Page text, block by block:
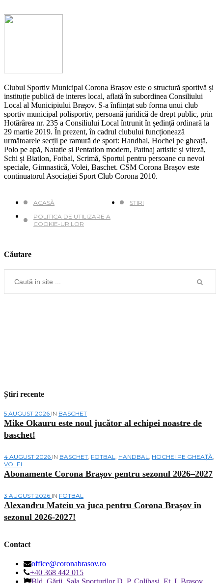
Clubul Sportiv Municipal Corona Brașov este o structură sportivă și
instituție publică de interes local, aflată în subordinea Consiliului
Local al Municipiului Brașov. S-a înființat sub forma unui club
sportiv municipal polisportiv, persoană juridică de drept public, prin
Hotărârea nr. 235 a Consiliului Local întrunit în ședință ordinară la
29 martie 2019. În prezent, în cadrul clubului funcționează
următoarele secții pe ramură de sport: Handbal, Hochei pe gheață,
Polo pe apă, Natație și Pentatlon modern, Patinaj artistic și viteză,
Schi și Biatlon, Fotbal, Scrimă, Sportul pentru persoane cu nevoi
speciale, Gimnastică, Volei, Baschet. CSM Corona Brașov este
continuatorul Asociației Sport Club Corona 2010.
ACASĂ
STIRI
POLITICA DE UTILIZARE A
COOKIE-URILOR
Căutare
Știri recente
5 AUGUST 2026 IN BASCHET
Mike Okauru este noul jucător al echipei noastre de
baschet!
4 AUGUST 2026 IN BASCHET FOTBAL HANDBAL HOCHEI PE GHEAȚĂ
VOLEI
Abonamente Corona Brașov pentru sezonul 2026–2027
3 AUGUST 2026 IN FOTBAL
Alexandru Mateiu va juca pentru Corona Brașov în
sezonul 2026-2027!
Contact
office@coronabrasov.ro
+40 368 442 015
Bld. Gării, Sala Sporturilor D. P. Colibași, Et. I, Brașov